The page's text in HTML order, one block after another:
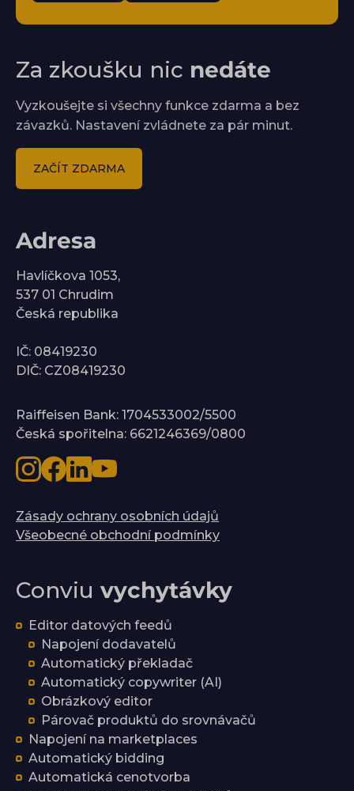
Za zkoušku nic nedáte
Vyzkoušejte si všechny funkce zdarma a bez
závazků. Nastavení zvládnete za pár minut.
ZAČÍT ZDARMA
Adresa
Havlíčkova 1053,
537 01 Chrudim
Česká republika
IČ: 08419230
DIČ: CZ08419230
Raiffeisen Bank: 1704533002/5500
Česká spořitelna: 6621246369/0800
Zásady ochrany osobních údajů
Všeobecné obchodní podmínky
Conviu vychytávky
Editor datových feedů
Napojení dodavatelů
Automatický překladač
Automatický copywriter (AI)
Obrázkový editor
Párovač produktů do srovnávačů
Napojení na marketplaces
Automatický bidding
Automatická cenotvorba